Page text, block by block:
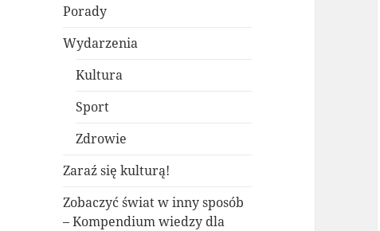
Porady
Wydarzenia
Kultura
Sport
Zdrowie
Zaraź się kulturą!
Zobaczyć świat w inny sposób
– Kompendium wiedzy dla